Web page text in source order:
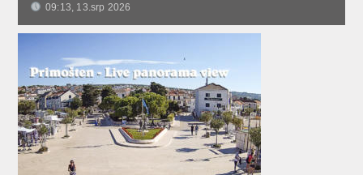
09:13, 13.srp 2026